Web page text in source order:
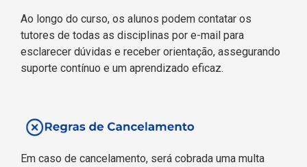
Ao longo do curso, os alunos podem contatar os
tutores de todas as disciplinas por e-mail para
esclarecer dúvidas e receber orientação, assegurando
suporte contínuo e um aprendizado eficaz.
Em caso de cancelamento, será cobrada uma multa